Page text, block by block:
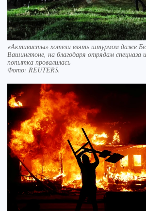
«Активисты» хотели взять штурмом даже
Вашингтоне, на благодаря отрядам
попытка провалилась
Фото: REUTERS.